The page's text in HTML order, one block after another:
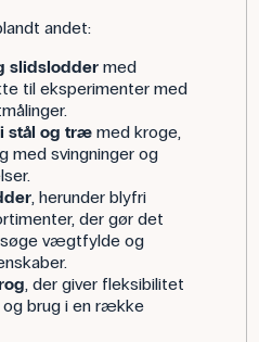
andet:
slidsloddermed
til eksperimenter med
stål og træmed kroge,
med svingninger og
, herunder blyfri
der gør det
vægtfylde og
, der giver fleksibilitet
brug i en række